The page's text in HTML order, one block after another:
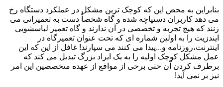
بنابراین به محض این که کوچک ترین مشکل در عملکرد دستگاه رخ
می دهد کاربران دستپاچه شده و گاه شخصاً دست به تعمیراتی می
زنند که هیچ تجربه و تخصصی در آن ندارند و گاه تعمیر لباسشویی
ایندزیت را به اولین شماره ای که تحت عنوان تعمیرگاه در
اینترنت،روزنامه و...پیدا می کنند می سپارند! غافل از این که این
عمل مشکل کوچک اولیه را به یک ایراد بزرگ تبدیل می کند که
برطرف کردن آن حتی برخی از مواقع از عهده متخصصین این امر
نیز بر نمی آید!